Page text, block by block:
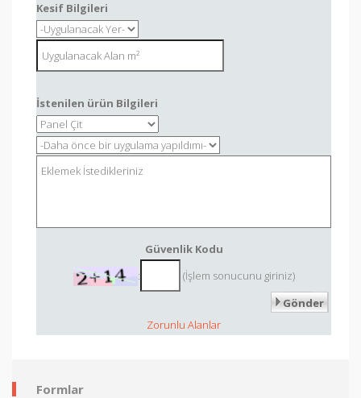
Kesif Bilgileri
İstenilen ürün Bilgileri
Güvenlik Kodu
:
(İşlem sonucunu giriniz)
Zorunlu Alanlar
Formlar